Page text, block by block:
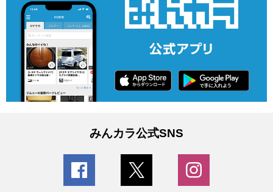
みんカラ公式SNS